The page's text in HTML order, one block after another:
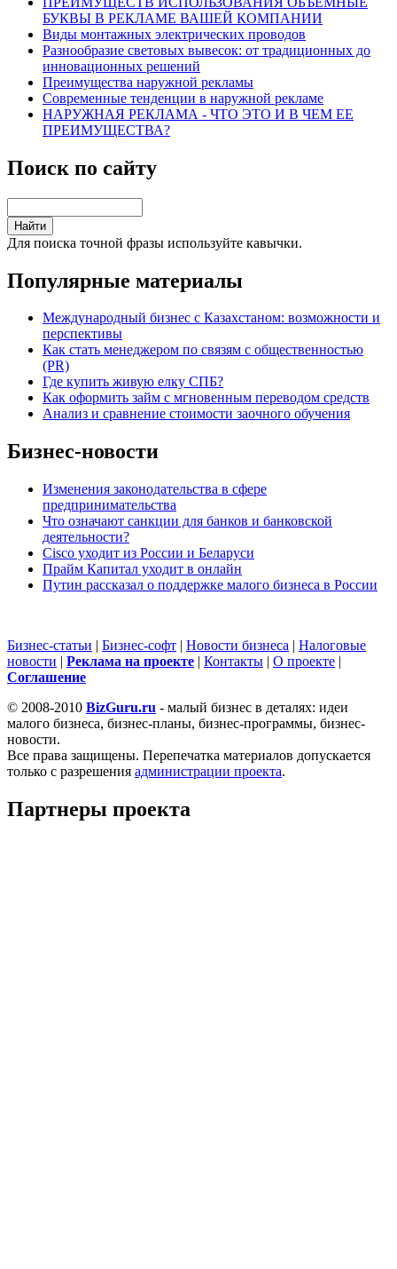
БУКВЫ В РЕКЛАМЕ ВАШЕЙ КОМПАНИИ
Виды монтажных электрических проводов
Разнообразие световых вывесок: от традиционных до
инновационных решений
Преимущества наружной рекламы
Современные тенденции в наружной рекламе
НАРУЖНАЯ РЕКЛАМА - ЧТО ЭТО И В ЧЕМ ЕЕ
ПРЕИМУЩЕСТВА?
Поиск по сайту
Для поиска точной фразы используйте кавычки.
Популярные материалы
Международный бизнес с Казахстаном: возможности и
перспективы
Как стать менеджером по связям с общественностью
(PR)
Где купить живую елку СПБ?
Как оформить займ с мгновенным переводом средств
Анализ и сравнение стоимости заочного обучения
Бизнес-новости
Изменения законодательства в сфере
предпринимательства
Что означают санкции для банков и банковской
деятельности?
Cisco уходит из России и Беларуси
Прайм Капитал уходит в онлайн
Путин рассказал о поддержке малого бизнеса в России
Бизнес-статьи | Бизнес-софт | Новости бизнеса | Налоговые
новости | Реклама на проекте | Контакты | О проекте |
Cоглашение
© 2008-2010 BizGuru.ru - малый бизнес в деталях: идеи
малого бизнеса, бизнес-планы, бизнес-программы, бизнес-
новости.
Все права защищены. Перепечатка материалов допускается
только с разрешения администрации проекта.
Партнеры проекта